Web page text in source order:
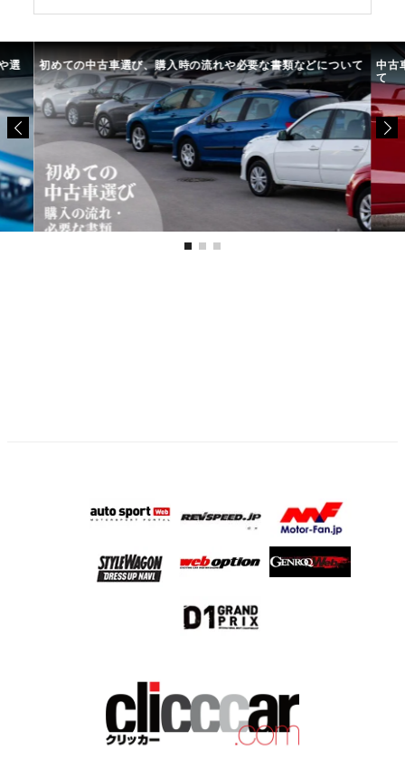
選 初めての中古車選び、購入時の流れや必要な書類などについて 中古
て